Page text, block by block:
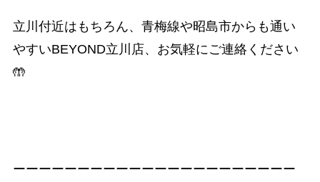
立川付近はもちろん、青梅線や昭島市からも通い
やすいBEYOND立川店、お気軽にご連絡ください
🤲
ーーーーーーーーーーーーーーーーーーーーーー